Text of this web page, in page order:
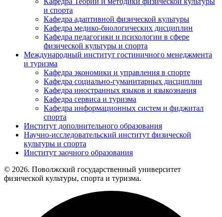
и спорта
Кафедра адаптивной физической культуры
Кафедра медико-биологических дисциплин
Кафедра педагогики и психологии в сфере
физической культуры и спорта
Международный институт гостиничного менеджмента
и туризма
Кафедра экономики и управления в спорте
Кафедра социально-гуманитарных дисциплин
Кафедра иностранных языков и языкознания
Кафедра сервиса и туризма
Кафедра информационных систем и фиджитал
спорта
Институт дополнительного образования
Научно-исследовательский институт физической
культуры и спорта
Институт заочного образования
© 2026. Поволжский государственный университет
физической культуры, спорта и туризма.